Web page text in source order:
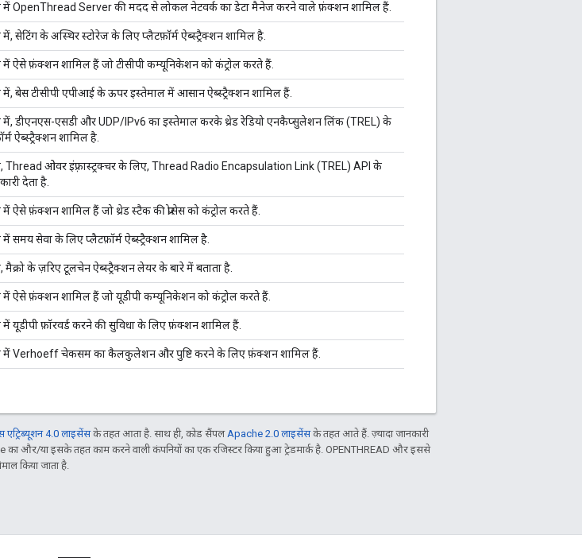
में OpenThread Server की मदद से लोकल नेटवर्क का डेटा मैनेज करने वाले फ़ंक्शन शामिल हैं.
सेटिंग के अस्थिर स्टोरेज के लिए प्लैटफ़ॉर्म ऐब्स्ट्रैक्शन शामिल है.
ऐसे फ़ंक्शन शामिल हैं जो टीसीपी कम्यूनिकेशन को कंट्रोल करते हैं.
बेस टीसीपी एपीआई के ऊपर इस्तेमाल में आसान ऐब्स्ट्रैक्शन शामिल हैं.
में, डीएनएस-एसडी और UDP/IPv6 का इस्तेमाल करके थ्रेड रेडियो एनकैप्सुलेशन लिंक (TREL) के
ऐब्स्ट्रैक्शन शामिल है.
Thread ओवर इंफ़्रास्ट्रक्चर के लिए, Thread Radio Encapsulation Link (TREL) API के
देता है.
ऐसे फ़ंक्शन शामिल हैं जो थ्रेड स्टैक की प्रोसेस को कंट्रोल करते हैं.
समय सेवा के लिए प्लैटफ़ॉर्म ऐब्स्ट्रैक्शन शामिल है.
मैक्रो के ज़रिए टूलचेन ऐब्स्ट्रैक्शन लेयर के बारे में बताता है.
ऐसे फ़ंक्शन शामिल हैं जो यूडीपी कम्यूनिकेशन को कंट्रोल करते हैं.
यूडीपी फ़ॉरवर्ड करने की सुविधा के लिए फ़ंक्शन शामिल हैं.
में Verhoeff चेकसम का कैलकुलेशन और पुष्टि करने के लिए फ़ंक्शन शामिल हैं.
एट्रिब्यूशन 4.0 लाइसेंसके तहत आता है. साथ ही, कोड सैंपलApache 2.0 लाइसेंसके तहत आते हैं. ज़्यादा जानकारी
और/या इसके तहत काम करने वाली कंपनियों का एक रजिस्टर किया हुआ ट्रेडमार्क है. OPENTHREAD और इससे
किया जाता है.